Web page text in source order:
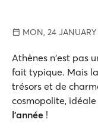
MON, 24
Athènes n'est pas
fait typique. Mais
trésors et de
cosmopolite,
l'année !